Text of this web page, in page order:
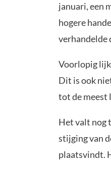
januari, een
hogere
verhandelde
Voorlopig
Dit is ook
tot de meest
Het valt nog
stijging van
plaatsvindt.